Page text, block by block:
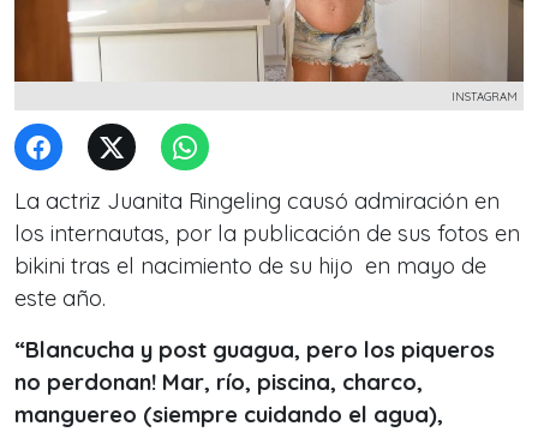
INSTAGRAM
La actriz Juanita Ringeling causó admiración en
los internautas, por la publicación de sus fotos en
bikini tras el nacimiento de su hijo en mayo de
este año.
“Blancucha y post guagua, pero los piqueros
no perdonan! Mar, río, piscina, charco,
manguereo (siempre cuidando el agua),